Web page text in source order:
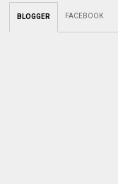
BLOGGER FACEBOOK